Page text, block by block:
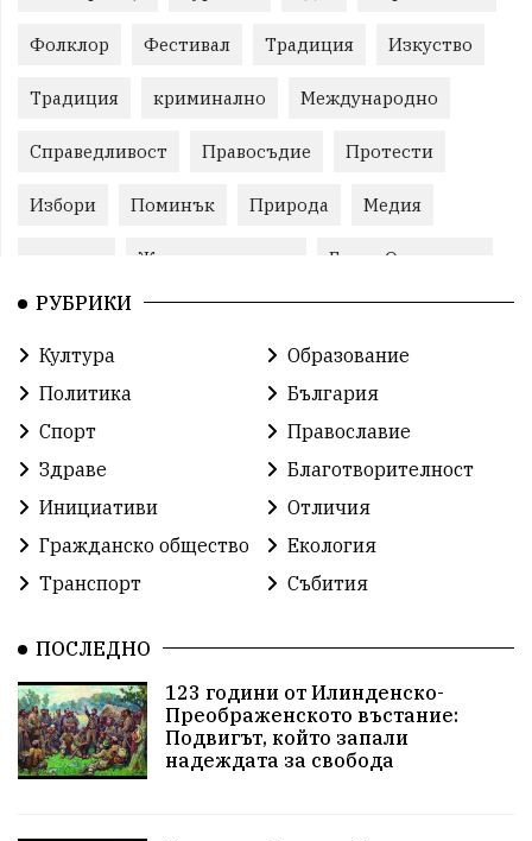
Фолклор Фестивал Традиция Изкуство
Традиция криминално Международно
Справедливост Правосъдие Протести
Избори Поминък Природа Медия
Животновъдство Горна Оряховица
РУБРИКИ
Култура
Образование
Политика
България
Спорт
Православие
Здраве
Благотворителност
Инициативи
Отличия
Гражданско общество
Екология
Транспорт
Събития
ПОСЛЕДНО
123 години от Илинденско-
Преображенското въстание:
Подвигът, който запали
надеждата за свобода